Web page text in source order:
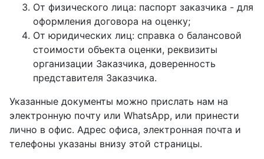
От физического лица: паспорт заказчика - для
оформления договора на оценку;
От юридических лиц: справка о балансовой
стоимости объекта оценки, реквизиты
организации Заказчика, доверенность
представителя Заказчика.
Указанные документы можно прислать нам на
электронную почту или WhatsАpp, или принести
лично в офис. Адрес офиса, электронная почта и
телефоны указаны внизу этой страницы.